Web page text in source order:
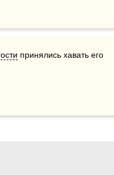
принялись хавать его